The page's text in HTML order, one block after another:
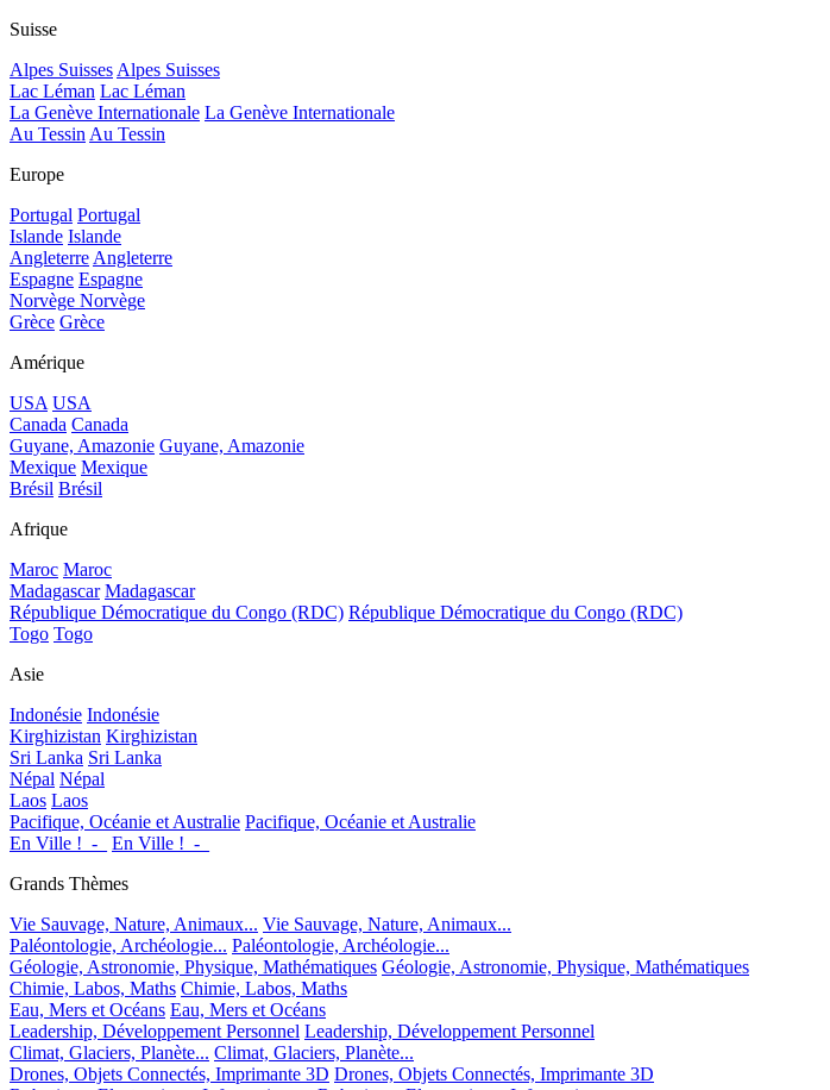
Suisse
Alpes Suisses Alpes Suisses
Lac Léman Lac Léman
La Genève Internationale La Genève Internationale
Au Tessin Au Tessin
Europe
Portugal Portugal
Islande Islande
Angleterre Angleterre
Espagne Espagne
Norvège Norvège
Grèce Grèce
Amérique
USA USA
Canada Canada
Guyane, Amazonie Guyane, Amazonie
Mexique Mexique
Brésil Brésil
Afrique
Maroc Maroc
Madagascar Madagascar
République Démocratique du Congo (RDC) République Démocratique du Congo (RDC)
Togo Togo
Asie
Indonésie Indonésie
Kirghizistan Kirghizistan
Sri Lanka Sri Lanka
Népal Népal
Laos Laos
Pacifique, Océanie et Australie Pacifique, Océanie et Australie
En Ville !_-_
En Ville !_-_
Grands Thèmes
Vie Sauvage, Nature, Animaux... Vie Sauvage, Nature, Animaux...
Paléontologie, Archéologie... Paléontologie, Archéologie...
Géologie, Astronomie, Physique, Mathématiques Géologie, Astronomie, Physique, Mathématiques
Chimie, Labos, Maths Chimie, Labos, Maths
Eau, Mers et Océans Eau, Mers et Océans
Leadership, Développement Personnel Leadership, Développement Personnel
Climat, Glaciers, Planète... Climat, Glaciers, Planète...
Drones, Objets Connectés, Imprimante 3D Drones, Objets Connectés, Imprimante 3D